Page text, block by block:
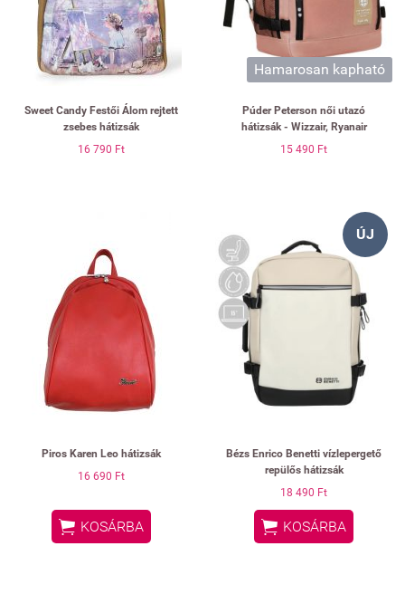
Sweet Candy Festői Álom rejtett
zsebes hátizsák
16 790 Ft
Hamarosan kapható
Púder Peterson női utazó
hátizsák - Wizzair, Ryanair
15 490 Ft
Piros Karen Leo hátizsák
16 690 Ft
 KOSÁRBA
ÚJ
Bézs Enrico Benetti vízlepergető
repülős hátizsák
18 490 Ft
 KOSÁRBA